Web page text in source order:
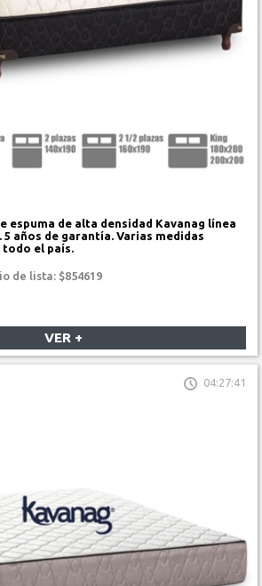
espuma de alta densidad Kavanag línea
años de garantía. Varias medidas
todo el país.
de lista: $854619
VER +
04:27:41